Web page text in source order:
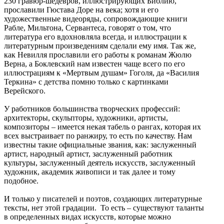
прославили Гюстава Доре на века; хотя и его
художественные видеоряды, сопровождающие книги
Рабле, Мильтона, Сервантеса, говорят о том, что
литература его вдохновляла всегда, и иллюстрации к
литературным произведениям сделали ему имя. Так же,
как Невилля прославили его работы к романам Жюлю
Верна, а Боклевский нам известен чаще всего по его
иллюстрациям к «Мертвым душам» Гоголя, да «Василия
Теркина» с детства помню только с картинками
Верейского.
У работников большинства творческих профессий:
архитекторы, скульпторы, художники, артисты,
композиторы – имеется некая табель о рангах, которая их
всех выстраивает по ранжиру, то есть по качеству. Нам
известны такие официальные звания, как: заслуженный
артист, народный артист, заслуженный работник
культуры, заслуженный деятель искусств, заслуженный
художник, академик живописи и так далее и тому
подобное.
И только у писателей и поэтов, создающих литературные
тексты, нет этой градации. То есть – существуют таланты
в определенных видах искусств, которые можно